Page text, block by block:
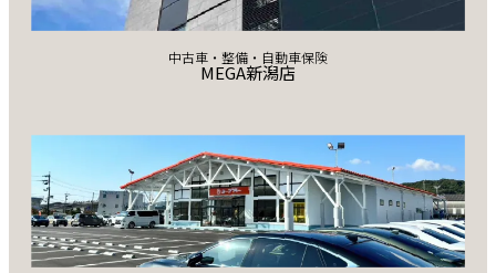
中古車・整備・自動車保険
MEGA新潟店